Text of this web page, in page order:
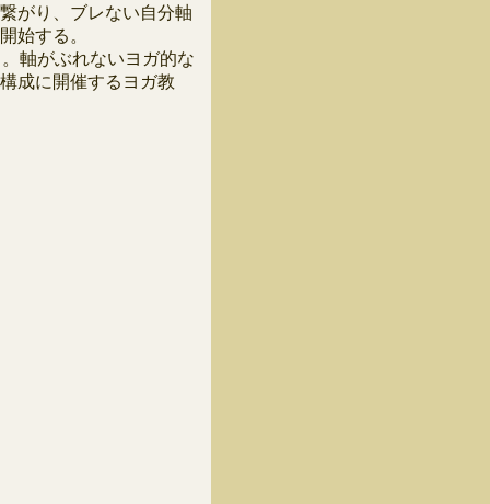
がり、ブレない自分軸
始する。
軸がぶれないヨガ的な
成に開催するヨガ教